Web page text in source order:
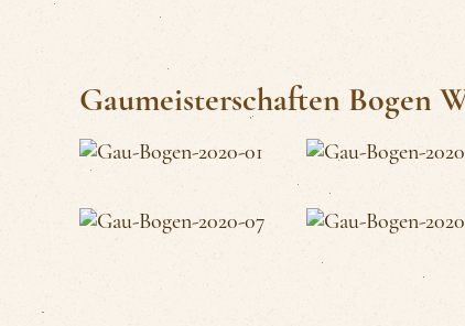
Gaumeisterschaften Bogen